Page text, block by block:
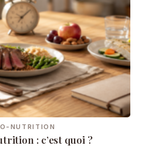
NUTRITION
: c’est quoi ?